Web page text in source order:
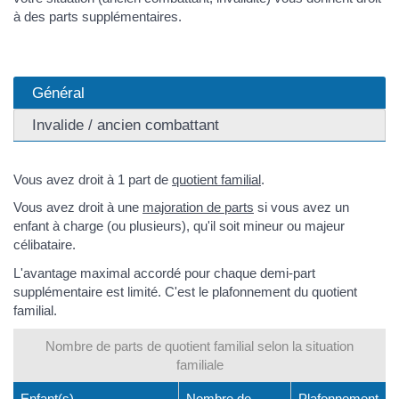
à des parts supplémentaires.
Général
Invalide / ancien combattant
Vous avez droit à 1 part de quotient familial.
Vous avez droit à une majoration de parts si vous avez un
enfant à charge (ou plusieurs), qu'il soit mineur ou majeur
célibataire.
L'avantage maximal accordé pour chaque demi-part
supplémentaire est limité. C'est le plafonnement du quotient
familial.
Nombre de parts de quotient familial selon la situation
familiale